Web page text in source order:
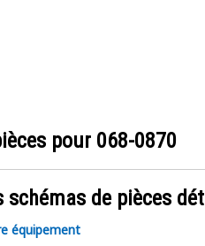
pour 068-0870
schémas de pièces
équipement